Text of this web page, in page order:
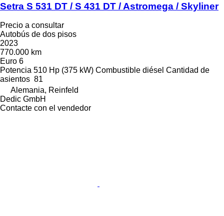
Setra S 531 DT / S 431 DT / Astromega / Skyliner
Precio a consultar
Autobús de dos pisos
2023
770.000 km
Euro 6
Potencia 510 Hp (375 kW) Combustible diésel Cantidad de
asientos 81
Alemania, Reinfeld
Dedic GmbH
Contacte con el vendedor